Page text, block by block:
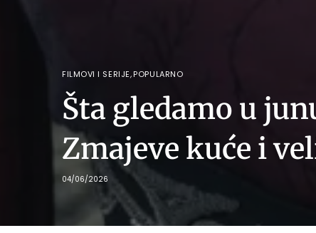
FILMOVI I SERIJE,POPULARNO
Šta gledamo u
Zmajeve kuće i
04/06/2026